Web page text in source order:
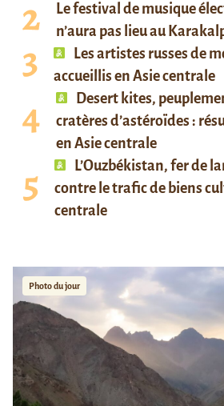
Le festival de musique
n’aura pas lieu au
Les artistes russes de
accueillis en Asie centrale
Desert kites,
cratères d’astéroïdes :
en Asie centrale
L’Ouzbékistan, fer de
contre le trafic de biens
centrale
Photo du jour